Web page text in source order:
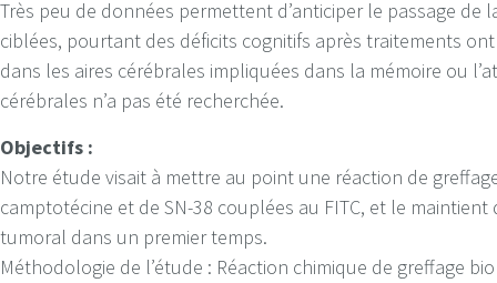
Très peu de données permettent d’anticiper le passage
ciblées, pourtant des déficits cognitifs après traitements
dans les aires cérébrales impliquées dans la mémoire ou
cérébrales n’a pas été recherchée.
Objectifs :
Notre étude visait à mettre au point une réaction de
camptotécine et de SN-38 couplées au FITC, et le
tumoral dans un premier temps.
Méthodologie de l’étude : Réaction chimique de greffage